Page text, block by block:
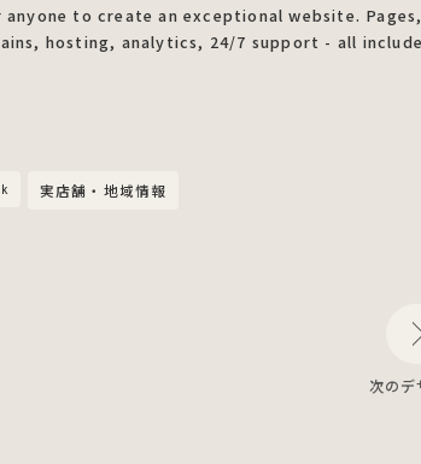
to create an exceptional website. Pages,
hosting, analytics, 24/7 support - all
実店舗・地域情報